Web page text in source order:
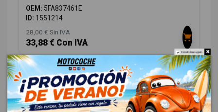
OEM: 5FA837461E
ID: 1551214
28,00 € Sin IVA
33,88 € Con IVA
Do not show again.